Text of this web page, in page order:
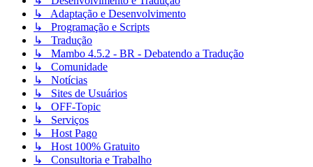
↳ Adaptação e Desenvolvimento
↳ Programação e Scripts
↳ Tradução
↳ Mambo 4.5.2 - BR - Debatendo a Tradução
↳ Comunidade
↳ Notícias
↳ Sites de Usuários
↳ OFF-Topic
↳ Serviços
↳ Host Pago
↳ Host 100% Gratuito
↳ Consultoria e Trabalho